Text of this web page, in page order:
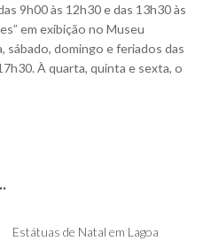
9h00 às 12h30 e das 13h30 às
em exibição no Museu
sábado, domingo e feriados das
À quarta, quinta e sexta, o
Estátuas de Natal em Lagoa